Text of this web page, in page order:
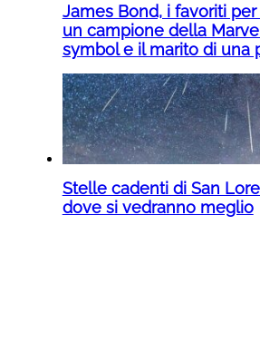
James Bond, i favoriti
un campione della
symbol e il marito di una
Stelle cadenti di San
dove si vedranno meglio